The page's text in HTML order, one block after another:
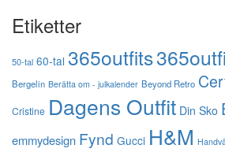
Etiketter
50-tal 60-tal 365outfits
Bergelin Berätta om - julkalender Beyond Retro
Cristine Dagens Outfit Din Sko
emmydesign Fynd Gucci H&M